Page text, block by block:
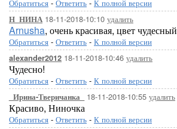
Обратиться - Ответить - К полной версии
Н_НИНА 18-11-2018-10:10 удалить
Arnusha, очень красивая, цвет чудесный
Обратиться - Ответить - К полной версии
alexander2012 18-11-2018-10:46 удалить
Чудесно!
Обратиться - Ответить - К полной версии
_Ирина-Тверичанка_ 18-11-2018-10:55 удалить
Красиво, Ниночка
Обратиться - Ответить - К полной версии